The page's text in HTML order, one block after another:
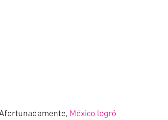
México logró